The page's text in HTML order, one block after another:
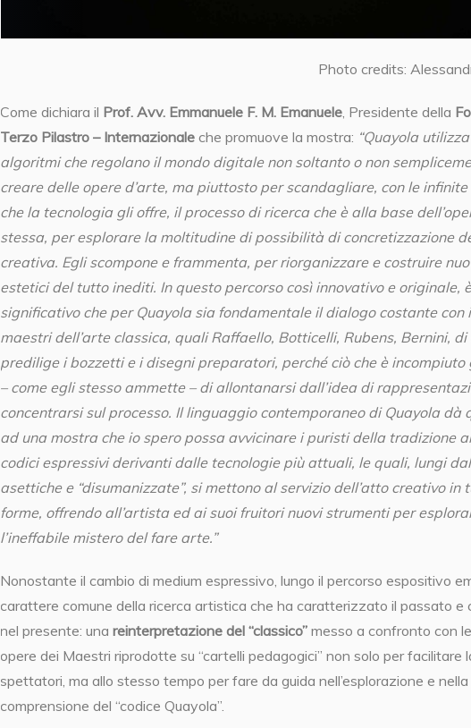
Photo credits:
Come dichiara il Prof. Avv. Emmanuele F. M. Emanuele, Presidente della
Terzo Pilastro – Internazionaleche promuove la mostra: “Quayola
algoritmi che regolano il mondo digitale non soltanto o non
creare delle opere d’arte, ma piuttosto per scandagliare, con le
che la tecnologia gli offre, il processo di ricerca che è alla base
stessa, per esplorare la moltitudine di possibilità di concretizzazione
creativa. Egli scompone e frammenta, per riorganizzare e costruire
estetici del tutto inediti. In questo percorso così innovativo e originale,
significativo che per Quayola sia fondamentale il dialogo costante con
maestri dell’arte classica, quali Raffaello, Botticelli, Rubens, Bernini, di
predilige i bozzetti e i disegni preparatori, perché ciò che è incompiuto
– come egli stesso ammette – di allontanarsi dall’idea di
concentrarsi sul processo. Il linguaggio contemporaneo di Quayola dà
ad una mostra che io spero possa avvicinare i puristi della tradizione
codici espressivi derivanti dalle tecnologie più attuali, le quali, lungi
asettiche e “disumanizzate”, si mettono al servizio dell’atto creativo in
forme, offrendo all’artista ed ai suoi fruitori nuovi strumenti per
l’ineffabile mistero del fare arte.”
Nonostante il cambio di medium espressivo, lungo il percorso espositivo
carattere comune della ricerca artistica che ha caratterizzato il passato e
nel presente: unareinterpretazione del “classico” messo a confronto con
opere dei Maestri riprodotte su “cartelli pedagogici” non solo per facilitare
spettatori, ma allo stesso tempo per fare da guida nell’esplorazione e nella
comprensione del “codice Quayola”.